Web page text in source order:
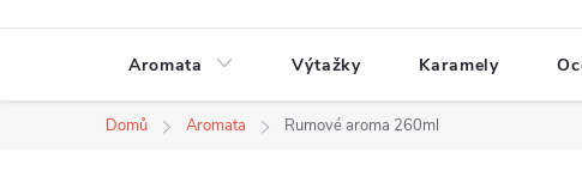
Aromata Výtažky Karamely
Domů Aromata Rumové aroma 260ml